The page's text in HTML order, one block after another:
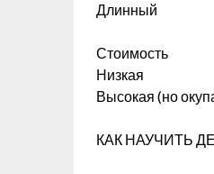
Длинный
Стоимость
Низкая
Высокая (но
КАК НАУЧИТЬ